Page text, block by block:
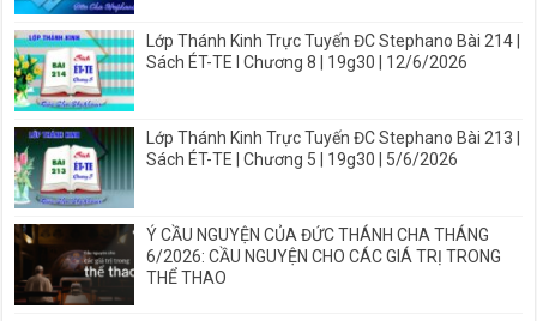
Lớp Thánh Kinh Trực Tuyến ĐC Stephano Bài 214 |
Sách ÉT-TE I Chương 8 | 19g30 | 12/6/2026
Lớp Thánh Kinh Trực Tuyến ĐC Stephano Bài 213 |
Sách ÉT-TE | Chương 5 | 19g30 | 5/6/2026
Ý CẦU NGUYỆN CỦA ĐỨC THÁNH CHA THÁNG
6/2026: CẦU NGUYỆN CHO CÁC GIÁ TRỊ TRONG
THỂ THAO